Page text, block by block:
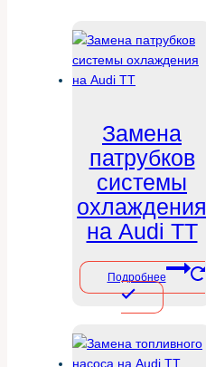
Замена
патрубков
системы
охлаждения
на Audi TT
Подробнее